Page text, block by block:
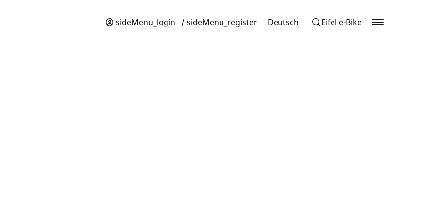
sideMenu_login / sideMenu_register Deutsch Eifel e-Bike